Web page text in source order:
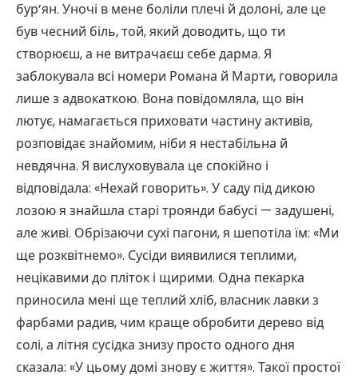
бур’ян. Уночі в мене боліли плечі й долоні, але це
був чесний біль, той, який доводить, що ти
створюєш, а не витрачаєш себе дарма. Я
заблокувала всі номери Романа й Марти, говорила
лише з адвокаткою. Вона повідомляла, що він
лютує, намагається приховати частину активів,
розповідає знайомим, ніби я нестабільна й
невдячна. Я вислуховувала це спокійно і
відповідала: «Нехай говорить». У саду під дикою
лозою я знайшла старі троянди бабусі — задушені,
але живі. Обрізаючи сухі пагони, я шепотіла їм: «Ми
ще розквітнемо». Сусіди виявилися теплими,
нецікавими до пліток і щирими. Одна пекарка
приносила мені ще теплий хліб, власник лавки з
фарбами радив, чим краще обробити дерево від
солі, а літня сусідка знизу просто одного дня
сказала: «У цьому домі знову є життя». Такої простої